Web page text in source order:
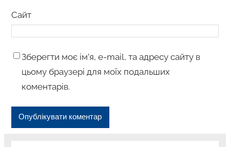
Сайт
Зберегти моє ім’я, e-mail, та адресу сайту в
цьому браузері для моїх подальших
коментарів.